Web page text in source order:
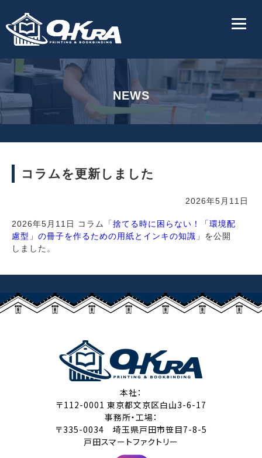
NEWS
コラムを更新しました
2026年5月11日
2026年5月11日 コラム「捨てる時に困らない！「環境配
慮型」の冊子を作るための用紙とインキの知識 」を公開
しました。
本社：
〒112-0001 東京都文京区白山3-6-17
事務所・工場：
〒335-0034 埼玉県戸田市笹目7-8-5
戸田スマートファクトリー